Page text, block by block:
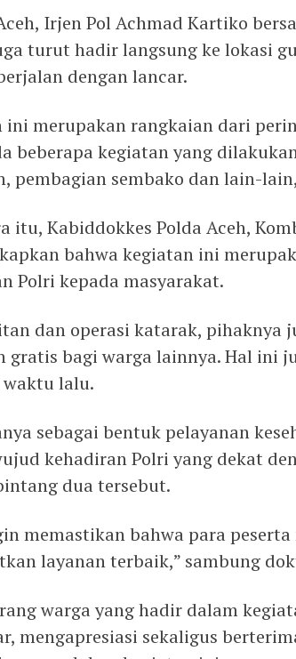
Irjen Pol Achmad Kartiko
turut hadir langsung ke lokasi
dengan lancar.
ini merupakan rangkaian dari
beberapa kegiatan yang
pembagian sembako dan lain-
itu, Kabiddokkes Polda Aceh,
bahwa kegiatan ini
Polri kepada masyarakat.
dan operasi katarak, pihaknya
gratis bagi warga lainnya. Hal ini
lalu.
sebagai bentuk pelayanan
kehadiran Polri yang dekat
dua tersebut.
memastikan bahwa para
layanan terbaik,” sambung
warga yang hadir dalam
mengapresiasi sekaligus